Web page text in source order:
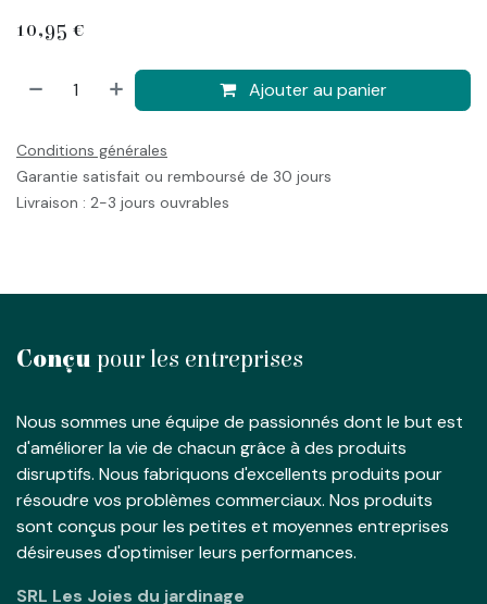
10,95 €
Ajouter au panier
Conditions générales
Garantie satisfait ou remboursé de 30 jours
Livraison : 2-3 jours ouvrables
Conçu pour les entreprises
Nous sommes une équipe de passionnés dont le but est
d'améliorer la vie de chacun grâce à des produits
disruptifs. Nous fabriquons d'excellents produits pour
résoudre vos problèmes commerciaux. Nos produits
sont conçus pour les petites et moyennes entreprises
désireuses d'optimiser leurs performances.
SRL Les Joies du jardinage